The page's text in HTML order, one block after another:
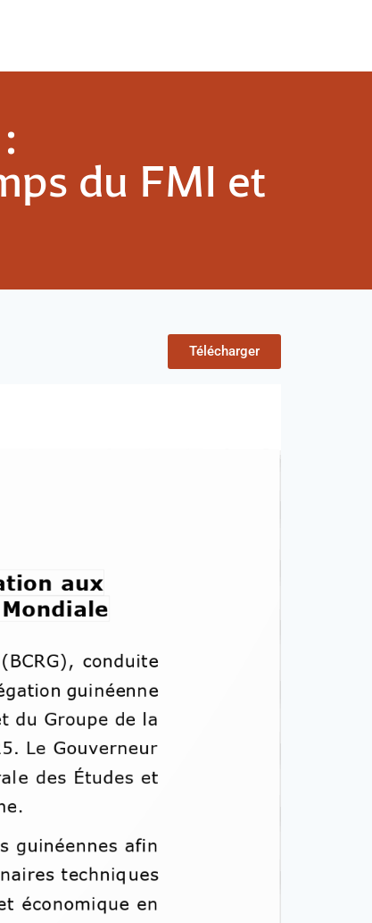
du FMI et
Télécharger